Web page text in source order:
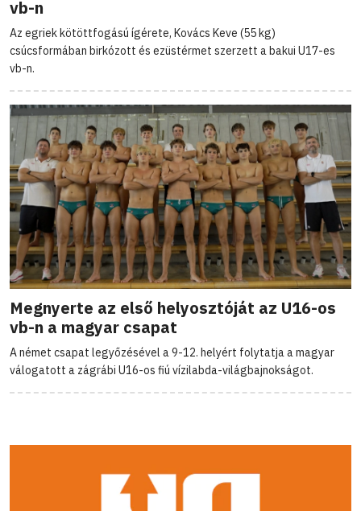
vb-n
Az egriek kötöttfogású ígérete, Kovács Keve (55 kg)
csúcsformában birkózott és ezüstérmet szerzett a bakui U17-es
vb-n.
Megnyerte az első helyosztóját az U16-os
vb-n a magyar csapat
A német csapat legyőzésével a 9-12. helyért folytatja a magyar
válogatott a zágrábi U16-os fiú vízilabda-világbajnokságot.